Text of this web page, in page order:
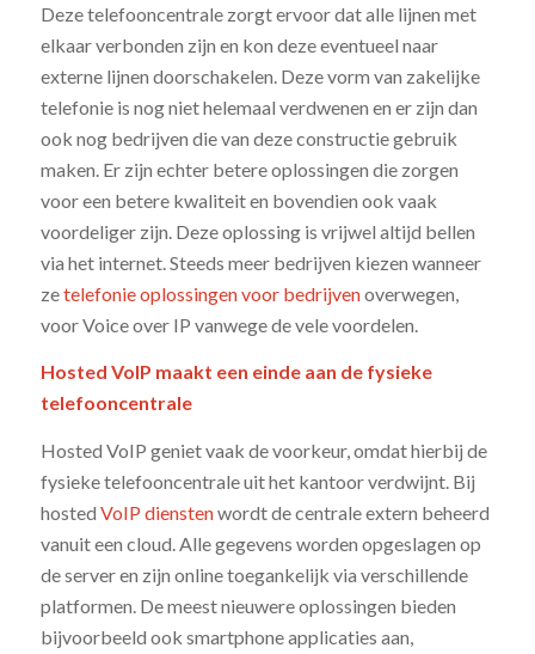
Deze telefooncentrale zorgt ervoor dat alle lijnen met
elkaar verbonden zijn en kon deze eventueel naar
externe lijnen doorschakelen. Deze vorm van zakelijke
telefonie is nog niet helemaal verdwenen en er zijn dan
ook nog bedrijven die van deze constructie gebruik
maken. Er zijn echter betere oplossingen die zorgen
voor een betere kwaliteit en bovendien ook vaak
voordeliger zijn. Deze oplossing is vrijwel altijd bellen
via het internet. Steeds meer bedrijven kiezen wanneer
zetelefonie oplossingen voor bedrijvenoverwegen,
voor Voice over IP vanwege de vele voordelen.
Hosted VoIP maakt een einde aan de fysieke
telefooncentrale
Hosted VoIP geniet vaak de voorkeur, omdat hierbij de
fysieke telefooncentrale uit het kantoor verdwijnt. Bij
hosted VoIP dienstenwordt de centrale extern beheerd
vanuit een cloud. Alle gegevens worden opgeslagen op
de server en zijn online toegankelijk via verschillende
platformen. De meest nieuwere oplossingen bieden
bijvoorbeeld ook smartphone applicaties aan,